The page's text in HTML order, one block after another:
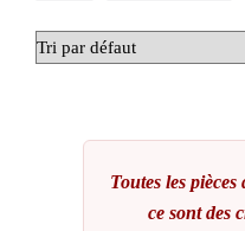
Toutes les
ce sont des